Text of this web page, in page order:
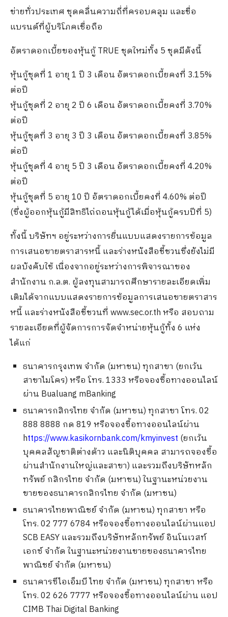
ข่ายทั่วประเทศ ชุดคลื่นความถี่ที่ครอบคลุม และชื่อ
แบรนด์ที่ผู้บริโภคเชื่อถือ
อัตราดอกเบี้ยของหุ้นกู้ TRUE ชุดใหม่ทั้ง 5 ชุดมีดังนี้
หุ้นกู้ชุดที่ 1 อายุ 1 ปี 3 เดือน อัตราดอกเบี้ยคงที่ 3.15%
ต่อปี
หุ้นกู้ชุดที่ 2 อายุ 2 ปี 6 เดือน อัตราดอกเบี้ยคงที่ 3.70%
ต่อปี
หุ้นกู้ชุดที่ 3 อายุ 3 ปี 3 เดือน อัตราดอกเบี้ยคงที่ 3.85%
ต่อปี
หุ้นกู้ชุดที่ 4 อายุ 5 ปี 3 เดือน อัตราดอกเบี้ยคงที่ 4.20%
ต่อปี
หุ้นกู้ชุดที่ 5 อายุ 10 ปี อัตราดอกเบี้ยคงที่ 4.60% ต่อปี
(ซึ่งผู้ออกหุ้นกู้มีสิทธิไถ่ถอนหุ้นกู้ได้เมื่อหุ้นกู้ครบปีที่ 5)
ทั้งนี้ บริษัทฯ อยู่ระหว่างการยื่นแบบแสดงรายการข้อมูล
การเสนอขายตราสารหนี้ และร่างหนังสือชี้ชวนซึ่งยังไม่มี
ผลบังคับใช้ เนื่องจากอยู่ระหว่างการพิจารณาของ
สำนักงาน ก.ล.ต. ผู้ลงทุนสามารถศึกษารายละเอียดเพิ่ม
เติมได้จากแบบแสดงรายการข้อมูลการเสนอขายตราสาร
หนี้ และร่างหนังสือชี้ชวนที่ www.sec.or.th หรือ สอบถาม
รายละเอียดที่ผู้จัดการการจัดจำหน่ายหุ้นกู้ทั้ง 6 แห่ง
ได้แก่
ธนาคารกรุงเทพ จำกัด (มหาชน) ทุกสาขา (ยกเว้น
สาขาไมโคร) หรือ โทร. 1333 หรือจองซื้อทางออนไลน์
ผ่าน Bualuang mBanking
ธนาคารกสิกรไทย จำกัด (มหาชน) ทุกสาขา โทร. 02
888 8888 กด 819 หรือจองซื้อทางออนไลน์ผ่าน
https://www.kasikornbank.com/kmyinvest (ยกเว้น
บุคคลสัญชาติต่างด้าว และนิติบุคคล สามารถจองซื้อ
ผ่านสำนักงานใหญ่และสาขา) และรวมถึงบริษัทหลัก
ทรัพย์ กสิกรไทย จำกัด (มหาชน) ในฐานะหน่วยงาน
ขายของธนาคารกสิกรไทย จำกัด (มหาชน)
ธนาคารไทยพาณิชย์ จำกัด (มหาชน) ทุกสาขา หรือ
โทร. 02 777 6784 หรือจองซื้อทางออนไลน์ผ่านแอป
SCB EASY และรวมถึงบริษัทหลักทรัพย์ อินโนเวสท์
เอกซ์ จำกัด ในฐานะหน่วยงานขายของธนาคารไทย
พาณิชย์ จำกัด (มหาชน)
ธนาคารซีไอเอ็มบี ไทย จำกัด (มหาชน) ทุกสาขา หรือ
โทร. 02 626 7777 หรือจองซื้อทางออนไลน์ผ่าน แอป
CIMB Thai Digital Banking